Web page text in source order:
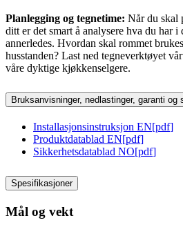
Planlegging og tegnetime: Når du skal
ditt er det smart å analysere hva du har
annerledes. Hvordan skal rommet
husstanden? Last ned tegneverktøyet
våre dyktige kjøkkenselgere.
Bruksanvisninger, nedlastinger, garanti og
Installasjonsinstruksjon EN[pdf]
Produktdatablad EN[pdf]
Sikkerhetsdatablad NO[pdf]
Spesifikasjoner
Mål og vekt